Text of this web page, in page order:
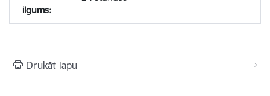
Drukāt lapu